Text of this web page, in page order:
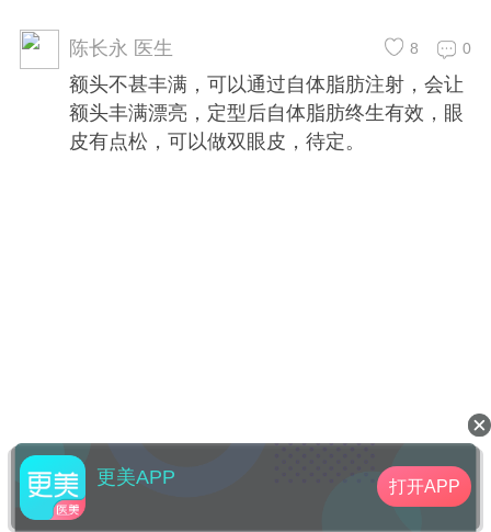
效，眼皮有点松，可以做双眼皮，待定。
陈长永 医生 0
8
额头不甚丰满，可以通过自体脂肪注射，会让
额头丰满漂亮，定型后自体脂肪终生有效，眼
皮有点松，可以做双眼皮，待定。
更美APP 打开APP